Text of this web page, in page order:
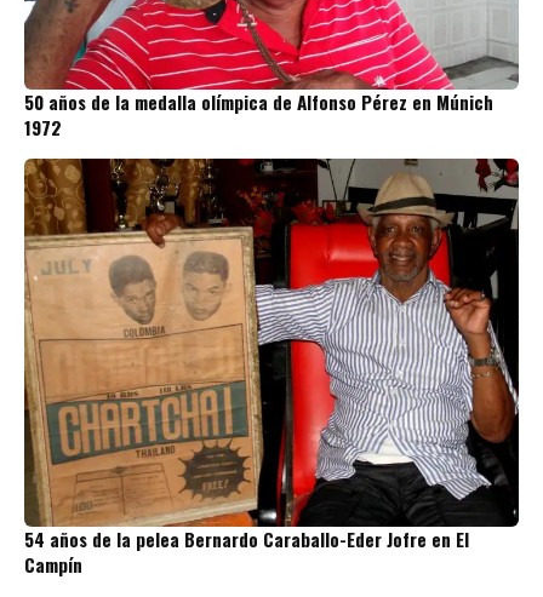
50 años de la medalla olímpica de Alfonso Pérez en Múnich
1972
54 años de la pelea Bernardo Caraballo-Eder Jofre en El
Campín